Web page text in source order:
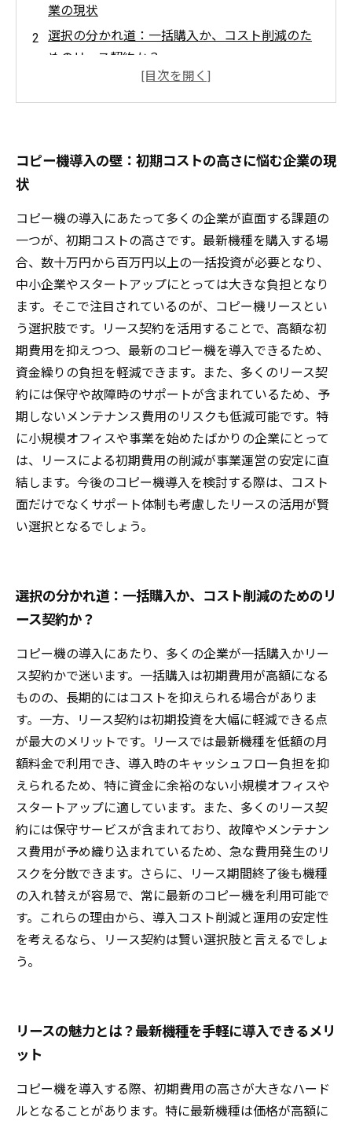
業の現状
選択の分かれ道：一括購入か、コスト削減のた
めのリース契約か？
リースの魅力とは？最新機種を手軽に導入でき
るメリット
える仕組み
コピー機を安く導入する秘訣：リース契約のポ
イント解説
まとめ：コピー機リースがもたらす導入コスト
削減の効果と未来
コピー機導入の壁：初期コストの高さに悩む企業の現
状
コピー機の導入にあたって多くの企業が直面する課題の
一つが、初期コストの高さです。最新機種を購入する場
合、数十万円から百万円以上の一括投資が必要となり、
中小企業やスタートアップにとっては大きな負担となり
ます。そこで注目されているのが、コピー機リースとい
う選択肢です。リース契約を活用することで、高額な初
期費用を抑えつつ、最新のコピー機を導入できるため、
資金繰りの負担を軽減できます。また、多くのリース契
約には保守や故障時のサポートが含まれているため、予
期しないメンテナンス費用のリスクも低減可能です。特
に小規模オフィスや事業を始めたばかりの企業にとって
は、リースによる初期費用の削減が事業運営の安定に直
結します。今後のコピー機導入を検討する際は、コスト
面だけでなくサポート体制も考慮したリースの活用が賢
い選択となるでしょう。
選択の分かれ道：一括購入か、コスト削減のためのリ
ース契約か？
コピー機の導入にあたり、多くの企業が一括購入かリー
ス契約かで迷います。一括購入は初期費用が高額になる
ものの、長期的にはコストを抑えられる場合がありま
す。一方、リース契約は初期投資を大幅に軽減できる点
が最大のメリットです。リースでは最新機種を低額の月
額料金で利用でき、導入時のキャッシュフロー負担を抑
えられるため、特に資金に余裕のない小規模オフィスや
スタートアップに適しています。また、多くのリース契
約には保守サービスが含まれており、故障やメンテナン
ス費用が予め織り込まれているため、急な費用発生のリ
スクを分散できます。さらに、リース期間終了後も機種
の入れ替えが容易で、常に最新のコピー機を利用可能で
す。これらの理由から、導入コスト削減と運用の安定性
を考えるなら、リース契約は賢い選択肢と言えるでしょ
う。
リースの魅力とは？最新機種を手軽に導入できるメリ
ット
コピー機を導入する際、初期費用の高さが大きなハード
ルとなることがあります。特に最新機種は価格が高額に